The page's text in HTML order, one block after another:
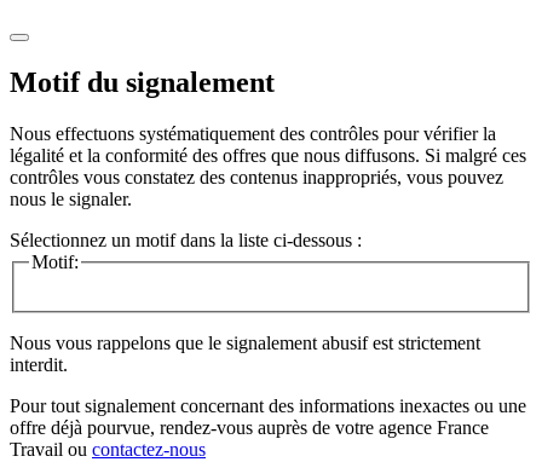
Motif du signalement
Nous effectuons systématiquement des contrôles pour vérifier la
légalité et la conformité des offres que nous diffusons. Si malgré ces
contrôles vous constatez des contenus inappropriés, vous pouvez
nous le signaler.
Sélectionnez un motif dans la liste ci-dessous :
Motif:
Nous vous rappelons que le signalement abusif est strictement
interdit.
Pour tout signalement concernant des informations inexactes ou une
offre déjà pourvue, rendez-vous auprès de votre agence France
Travail ou contactez-nous